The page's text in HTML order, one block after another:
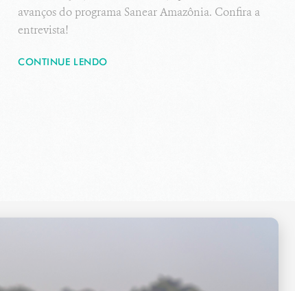
avanços do programa Sanear Amazônia. Confira a
entrevista!
CONTINUE LENDO